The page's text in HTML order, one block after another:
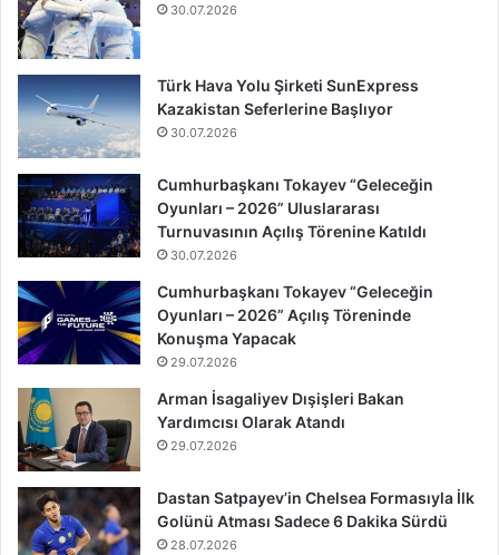
30.07.2026
Türk Hava Yolu Şirketi SunExpress
Kazakistan Seferlerine Başlıyor
30.07.2026
Cumhurbaşkanı Tokayev “Geleceğin
Oyunları – 2026” Uluslararası
Turnuvasının Açılış Törenine Katıldı
30.07.2026
Cumhurbaşkanı Tokayev “Geleceğin
Oyunları – 2026” Açılış Töreninde
Konuşma Yapacak
29.07.2026
Arman İsagaliyev Dışişleri Bakan
Yardımcısı Olarak Atandı
29.07.2026
Dastan Satpayev’in Chelsea Formasıyla İlk
Golünü Atması Sadece 6 Dakika Sürdü
28.07.2026